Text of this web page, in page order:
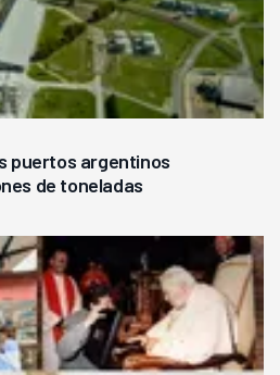
puertos argentinos
de toneladas